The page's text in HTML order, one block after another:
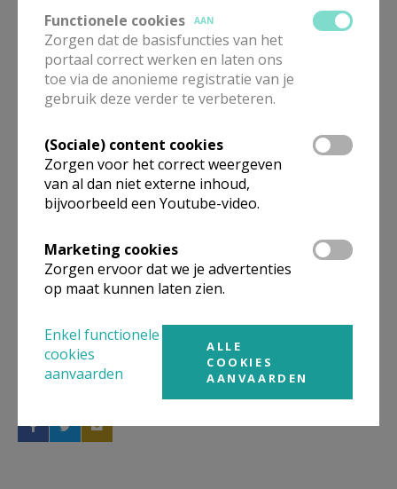
Gepubliceerd door
Gebedsnetwerk van de Paus
Meer
Inspiratie
Advent - bezinning eerste kaars; adventskrans
advent licht
Deel dit artikel
Functionele cookies
AAN
Zorgen dat de basisfuncties van het
portaal correct werken en laten ons
toe via de anonieme registratie van je
gebruik deze verder te verbeteren.
(Sociale) content cookies
Zorgen voor het correct weergeven
van al dan niet externe inhoud,
bijvoorbeeld een Youtube-video.
Marketing cookies
Zorgen ervoor dat we je advertenties
op maat kunnen laten zien.
Enkel functionele
cookies
aanvaarden
ALLE
COOKIES
AANVAARDEN